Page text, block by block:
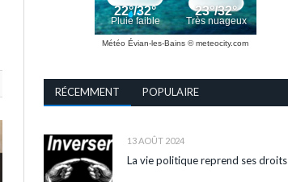
Météo Évian-les-Bains © meteocity.com
RÉCEMMENT POPULAIRE
13 AOÛT 2024
La vie politique reprend ses droits